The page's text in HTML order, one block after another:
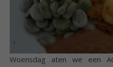
Woensdag aten we een